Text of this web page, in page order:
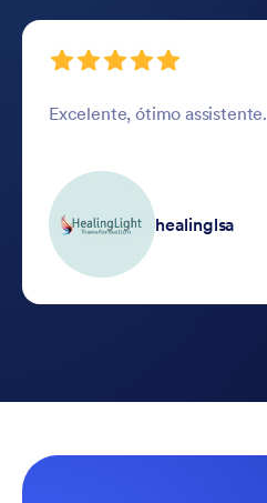
Excelente, ótimo assistente.
healinglsa